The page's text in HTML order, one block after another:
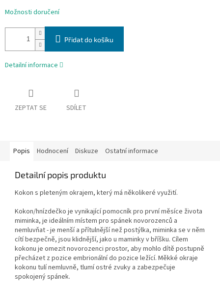
Možnosti doručení
Přidat do košíku
Detailní informace
ZEPTAT SE SDÍLET
Popis Hodnocení Diskuze Ostatní informace
Detailní popis produktu
Kokon s pleteným okrajem, který má několikeré využití.
Kokon/hnízdečko je vynikající pomocník pro první měsíce života
miminka, je ideálním místem pro spánek novorozenců a
nemluvňat - je menší a přítulnější než postýlka, miminka se v něm
cítí bezpečně, jsou klidnější, jako u maminky v bříšku. Cílem
kokonu je omezit novorozenci prostor, aby mohlo dítě postupně
přecházet z pozice embrionální do pozice ležící. Měkké okraje
kokonu tulí nemluvně, tlumí ostré zvuky a zabezpečuje
spokojený spánek.